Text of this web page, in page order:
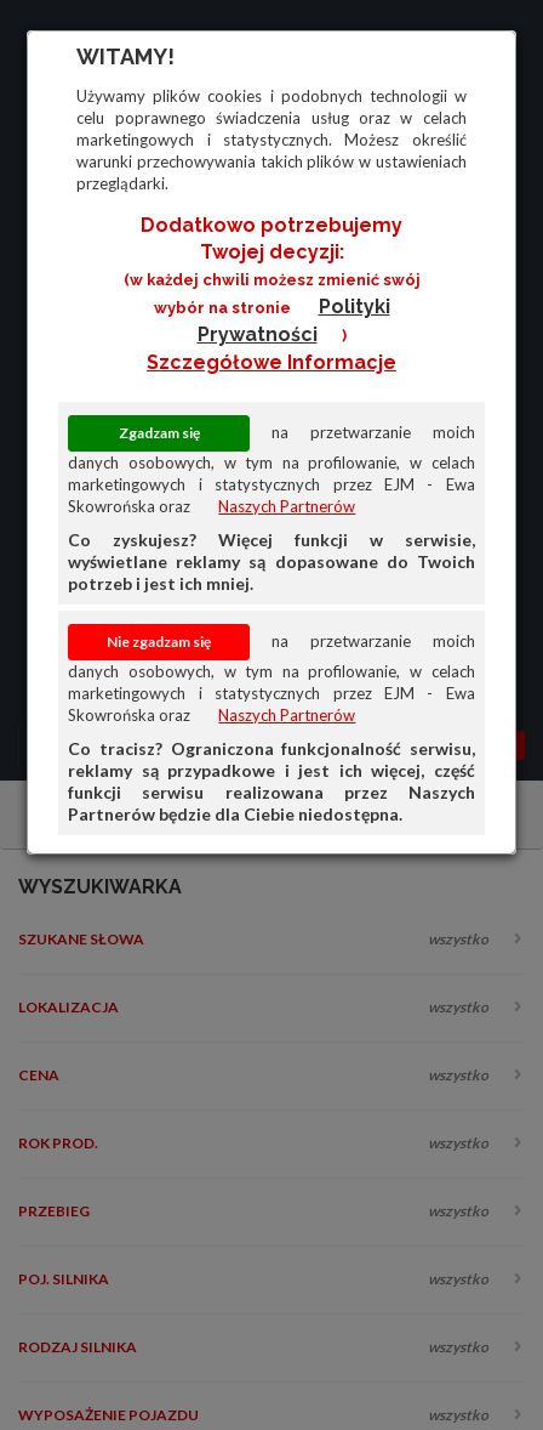
WITAMY!
Używamy plików cookies i podobnych technologii w
celu poprawnego świadczenia usług oraz w celach
marketingowych i statystycznych. Możesz określić
warunki przechowywania takich plików w ustawieniach
przeglądarki.
Dodatkowo potrzebujemy
Twojej decyzji:
(w każdej chwili możesz zmienić swój
wybór na stronie
Polityki
Prywatności
)
Szczegółowe Informacje
na przetwarzanie moich
danych osobowych, w tym na profilowanie, w celach
marketingowych i statystycznych przez EJM - Ewa
Skowrońska oraz
Naszych Partnerów
Co zyskujesz? Więcej funkcji w serwisie,
wyświetlane reklamy są dopasowane do Twoich
potrzeb i jest ich mniej.
na przetwarzanie moich
danych osobowych, w tym na profilowanie, w celach
marketingowych i statystycznych przez EJM - Ewa
Skowrońska oraz
Naszych Partnerów
Co tracisz? Ograniczona funkcjonalność serwisu,
reklamy są przypadkowe i jest ich więcej, część
funkcji serwisu realizowana przez Naszych
Partnerów będzie dla Ciebie niedostępna.
MENU MOJA AG
PRZEGLĄD
Pojazdy zabytkowe Inne
WYSZUKIWARKA
SZUKANE SŁOWA wszystko
LOKALIZACJA wszystko
CENA wszystko
ROK PROD. wszystko
PRZEBIEG wszystko
POJ. SILNIKA wszystko
RODZAJ SILNIKA wszystko
WYPOSAŻENIE POJAZDU wszystko